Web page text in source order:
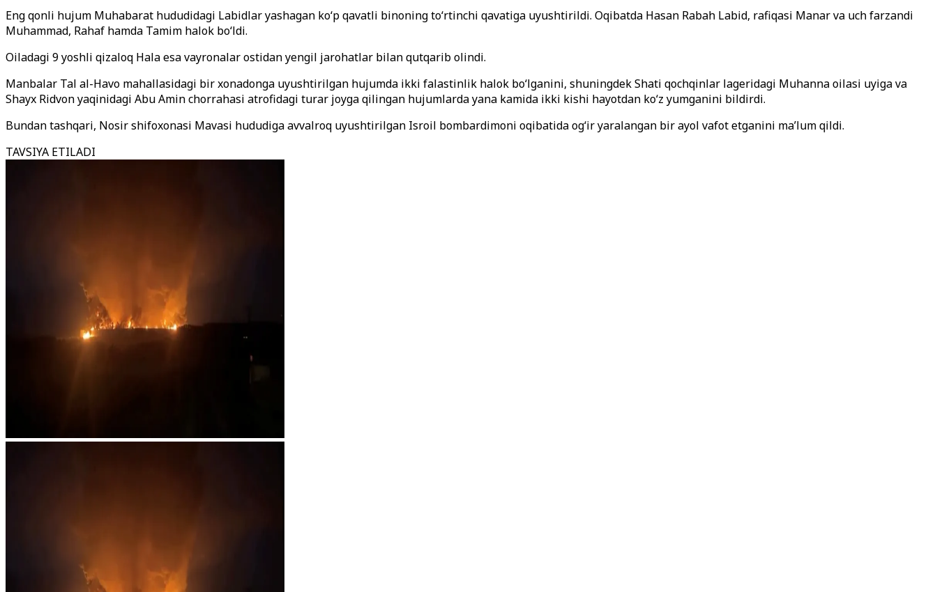
Eng qonli hujum Muhabarat hududidagi Labidlar yashagan ko‘p qavatli binoning to‘rtinchi qavatiga uyushtirildi. Oqibatda Hasan Rabah Labid, rafiqasi Manar va uch farzandi
Muhammad, Rahaf hamda Tamim halok bo‘ldi.
Oiladagi 9 yoshli qizaloq Hala esa vayronalar ostidan yengil jarohatlar bilan qutqarib olindi.
Manbalar Tal al-Havo mahallasidagi bir xonadonga uyushtirilgan hujumda ikki falastinlik halok bo‘lganini, shuningdek Shati qochqinlar lageridagi Muhanna oilasi uyiga va
Shayx Ridvon yaqinidagi Abu Amin chorrahasi atrofidagi turar joyga qilingan hujumlarda yana kamida ikki kishi hayotdan ko‘z yumganini bildirdi.
Bundan tashqari, Nosir shifoxonasi Mavasi hududiga avvalroq uyushtirilgan Isroil bombardimoni oqibatida og‘ir yaralangan bir ayol vafot etganini ma’lum qildi.
TAVSIYA ETILADI